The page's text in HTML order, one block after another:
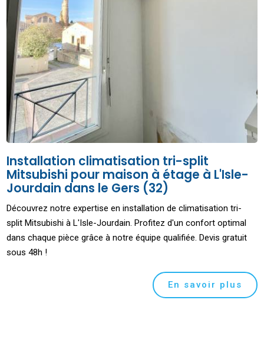
Installation climatisation tri-split
Mitsubishi pour maison à étage à L'Isle-
Jourdain dans le Gers (32)
Découvrez notre expertise en installation de climatisation tri-
split Mitsubishi à L'Isle-Jourdain. Profitez d'un confort optimal
dans chaque pièce grâce à notre équipe qualifiée. Devis gratuit
sous 48h !
En savoir plus